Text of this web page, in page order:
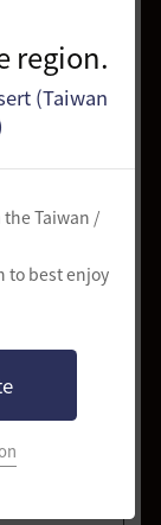
region.
(Taiwan
Taiwan /
to best enjoy
5.00%
5.75%
4.00%
7.50%
40.00%
30.00%